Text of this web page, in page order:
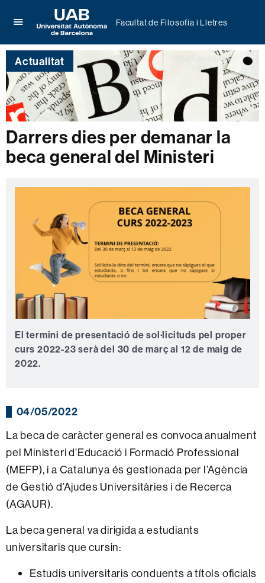
per
desplegar
el
menú
de
Facultat
de
i
Lletres
Universitat
Autònoma
de
Barcelona
Facultat de Filosofia i Lletres
Actualitat
Darrers dies per demanar la
beca general del Ministeri
El termini de presentació de sol·licituds pel proper
curs 2022-23 serà del 30 de març al 12 de maig de
2022.
04/05/2022
La beca de caràcter general es convoca anualment
pel Ministeri d’Educació i Formació Professional
(MEFP), i a Catalunya és gestionada per l’Agència
de Gestió d’Ajudes Universitàries i de Recerca
(AGAUR).
La beca general va dirigida a estudiants
universitaris que cursin:
Estudis universitaris conduents a títols oficials